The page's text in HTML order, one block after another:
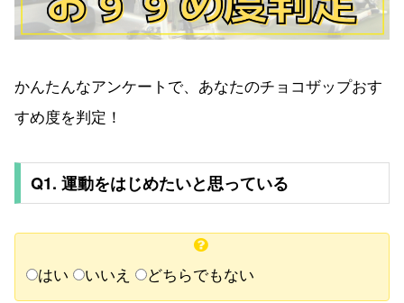
かんたんなアンケートで、あなたのチョコザップおす
すめ度を判定！
Q1. 運動をはじめたいと思っている
はい いいえ どちらでもない